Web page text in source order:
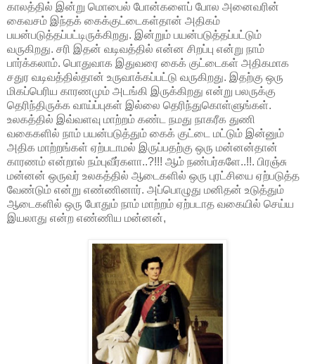
காலத்தில் இன்று மொபைல் போன்களைப் போல அனைவரின்
கைவசம் இந்தக் கைக்குட்டைகள்தான் அதிகம்
பயன்படுத்தப்பட்டிருக்கிறது. இன்றும் பயன்படுத்தப்பட்டும்
வருகிறது. சரி இதன் வடிவத்தில் என்ன சிறப்பு என்று நாம்
பார்க்கலாம். பொதுவாக இதுவரை கைக் குட்டைகள் அதிகமாக
சதுர வடிவத்தில்தான் உருவாக்கப்பட்டு வருகிறது. இதற்கு ஒரு
மிகப்பெரிய காரணமும் அடங்கி இருக்கிறது என்று பலருக்கு
தெரிந்திருக்க வாய்ப்புகள் இல்லை தெரிந்துகொள்ளுங்கள்.
உலகத்தில் இவ்வளவு மாற்றம் கண்ட நமது நாகரீக துணி
வகைகளில் நாம் பயன்படுத்தும் கைக் குட்டை மட்டும் இன்னும்
அதிக மாற்றங்கள் ஏற்படாமல் இருப்பதற்கு ஒரு மன்னன்தான்
காரணம் என்றால் நம்புவீர்களா..?!!! ஆம் நண்பர்களே..!!. பிரஞ்சு
மன்னன் ஒருவர் உலகத்தில் ஆடைகளில் ஒரு புரட்சியை ஏற்படுத்த
வேண்டும் என்று எண்ணினார். அப்பொழுது மனிதன் உடுத்தும்
ஆடைகளில் ஒரு போதும் நாம் மாற்றம் ஏற்படாத வகையில் செய்ய
இயலாது என்ற எண்ணிய மன்னன்,